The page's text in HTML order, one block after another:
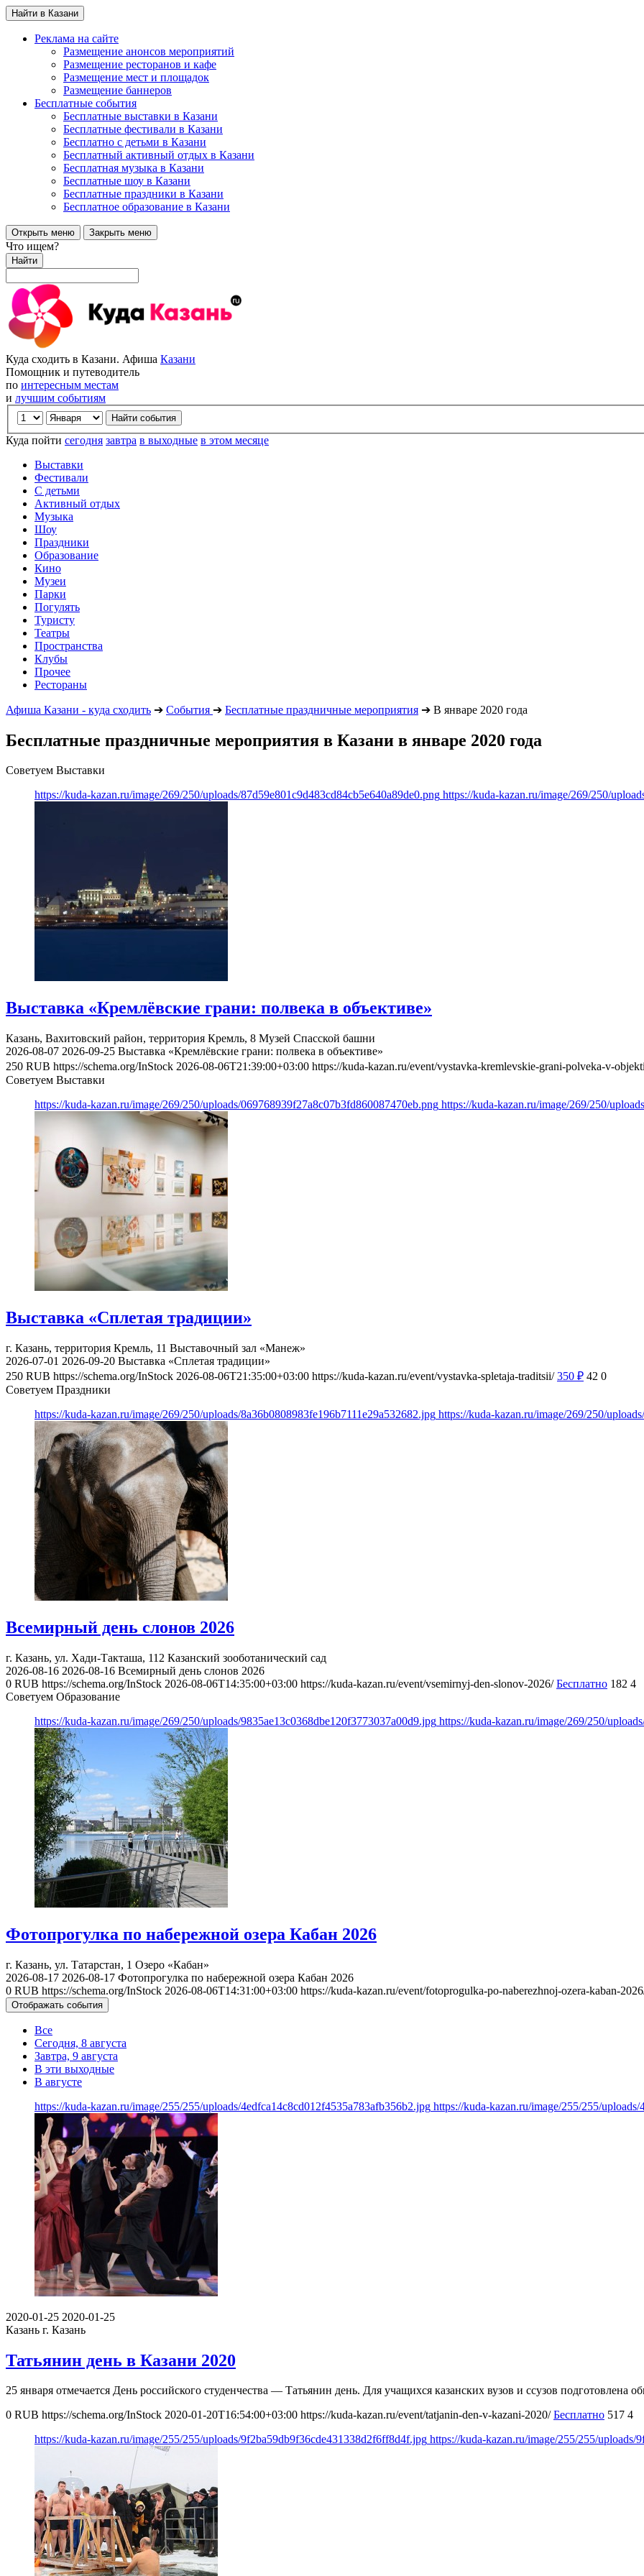
Найти в Казани
Реклама на сайте
Размещение анонсов мероприятий
Размещение ресторанов и кафе
Размещение мест и площадок
Размещение баннеров
Бесплатные события
Бесплатные выставки в Казани
Бесплатные фестивали в Казани
Бесплатно с детьми в Казани
Бесплатный активный отдых в Казани
Бесплатная музыка в Казани
Бесплатные шоу в Казани
Бесплатные праздники в Казани
Бесплатное образование в Казани
Открыть меню Закрыть меню
Что ищем?
Найти
Куда сходить в Казани. Афиша Казани
Помощник и путеводитель
по интересным местам
и лучшим событиям
Куда пойти сегодня завтра в выходные в этом месяце
Выставки
Фестивали
С детьми
Активный отдых
Музыка
Шоу
Праздники
Образование
Кино
Музеи
Парки
Погулять
Туристу
Театры
Пространства
Клубы
Прочее
Рестораны
Афиша Казани - куда сходить ➔ События ➔ Бесплатные праздничные мероприятия ➔ В январе 2020 года
Бесплатные праздничные мероприятия в Казани в январе 2020 года
Советуем Выставки
https://kuda-kazan.ru/image/269/250/uploads/87d59e801c9d483cd84cb5e640a89de0.png https://kuda-kazan.ru/image/269/250/
Выставка «Кремлёвские грани: полвека в объективе»
Казань, Вахитовский район, территория Кремль, 8 Музей Спасской башни
2026-08-07 2026-09-25 Выставка «Кремлёвские грани: полвека в объективе»
250 RUB https://schema.org/InStock 2026-08-06T21:39:00+03:00 https://kuda-kazan.ru/event/vystavka-kremlevskie-grani-polveka-v-
Советуем Выставки
https://kuda-kazan.ru/image/269/250/uploads/069768939f27a8c07b3fd860087470eb.png https://kuda-kazan.ru/image/269/250/
Выставка «Сплетая традиции»
г. Казань, территория Кремль, 11 Выставочный зал «Манеж»
2026-07-01 2026-09-20 Выставка «Сплетая традиции»
250 RUB https://schema.org/InStock 2026-08-06T21:35:00+03:00 https://kuda-kazan.ru/event/vystavka-spletaja-traditsii/ 350 ₽ 42 0
Советуем Праздники
https://kuda-kazan.ru/image/269/250/uploads/8a36b0808983fe196b7111e29a532682.jpg https://kuda-kazan.ru/image/269/250/
Всемирный день слонов 2026
г. Казань, ул. Хади-Такташа, 112 Казанский зооботанический сад
2026-08-16 2026-08-16 Всемирный день слонов 2026
0 RUB https://schema.org/InStock 2026-08-06T14:35:00+03:00 https://kuda-kazan.ru/event/vsemirnyj-den-slonov-2026/ Бесплатно 182 4
Советуем Образование
https://kuda-kazan.ru/image/269/250/uploads/9835ae13c0368dbe120f3773037a00d9.jpg https://kuda-kazan.ru/image/269/250/
Фотопрогулка по набережной озера Кабан 2026
г. Казань, ул. Татарстан, 1 Озеро «Кабан»
2026-08-17 2026-08-17 Фотопрогулка по набережной озера Кабан 2026
0 RUB https://schema.org/InStock 2026-08-06T14:31:00+03:00 https://kuda-kazan.ru/event/fotoprogulka-po-naberezhnoj-ozera-kaban-
Отображать события
Все
Сегодня, 8 августа
Завтра, 9 августа
В эти выходные
В августе
https://kuda-kazan.ru/image/255/255/uploads/4edfca14c8cd012f4535a783afb356b2.jpg https://kuda-kazan.ru/image/255/255/
2020-01-25 2020-01-25
Казань г. Казань
Татьянин день в Казани 2020
25 января отмечается День российского студенчества — Татьянин день. Для учащихся казанских вузов и ссузов подготовлена
0 RUB https://schema.org/InStock 2020-01-20T16:54:00+03:00 https://kuda-kazan.ru/event/tatjanin-den-v-kazani-2020/ Бесплатно 517 4
https://kuda-kazan.ru/image/255/255/uploads/9f2ba59db9f36cde431338d2f6ff8d4f.jpg https://kuda-kazan.ru/image/255/255/